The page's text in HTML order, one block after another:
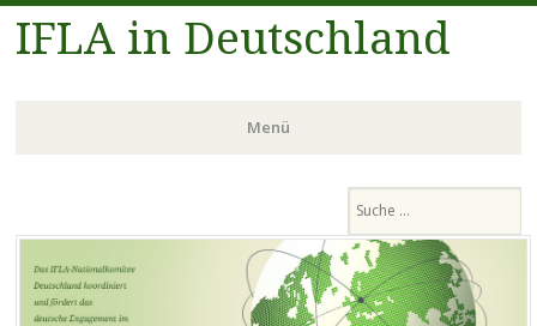
IFLA in Deutschland
Menü
springen